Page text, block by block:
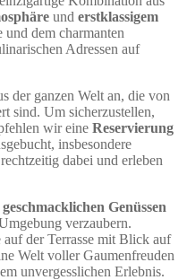
und erstklassigem
dem charmanten
Adressen auf
der ganzen Welt an, die von
sind. Um sicherzustellen,
wir eine Reservierung
insbesondere
dabei und erleben
geschmacklichen Genüssen
verzaubern.
der Terrasse mit Blick auf
Welt voller Gaumenfreuden
unvergesslichen Erlebnis.